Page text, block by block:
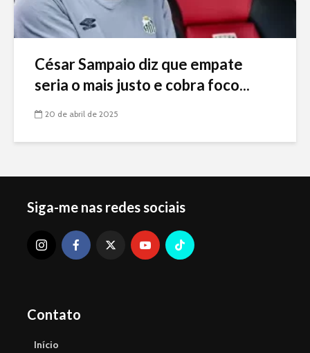
César Sampaio diz que empate
seria o mais justo e cobra foco...
20 de abril de 2025
Siga-me nas redes sociais
Contato
Início